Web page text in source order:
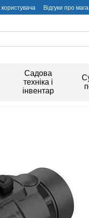
користувача Відгуки про
Садова
техніка і
інвентар